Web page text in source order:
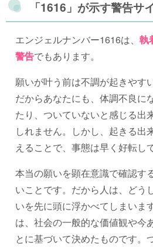
「1616」が示す警告サ
エンジェルナンバー1616は、 執
警告でもあります。
願いが叶う前は不調が起きやす
だからあなたにも、体調不良に
たり、ついていないと感じる出
しれません。しかし、起きる出
えることで、事態は早く好転し
本当の願いを顕在意識で確認す
いことです。だから人は、どう
いを先に頭に浮かべてしまいま
は、社会の一般的な価値観や今
とに基づいて決めたものです。